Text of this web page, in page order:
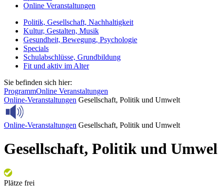
Online Veranstaltungen
Politik, Gesellschaft, Nachhaltigkeit
Kultur, Gestalten, Musik
Gesundheit, Bewegung, Psychologie
Specials
Schulabschlüsse, Grundbildung
Fit und aktiv im Alter
Sie befinden sich hier:
ProgrammOnline Veranstaltungen
Online-Veranstaltungen Gesellschaft, Politik und Umwelt
Online-Veranstaltungen Gesellschaft, Politik und Umwelt
Gesellschaft, Politik und
Plätze frei